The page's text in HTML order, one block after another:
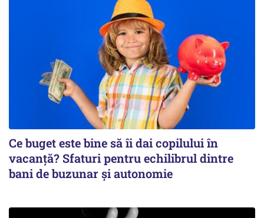
Ce buget este bine să îi dai copilului în
vacanță? Sfaturi pentru echilibrul dintre
bani de buzunar și autonomie